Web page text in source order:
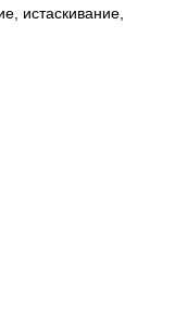
истаскивание,